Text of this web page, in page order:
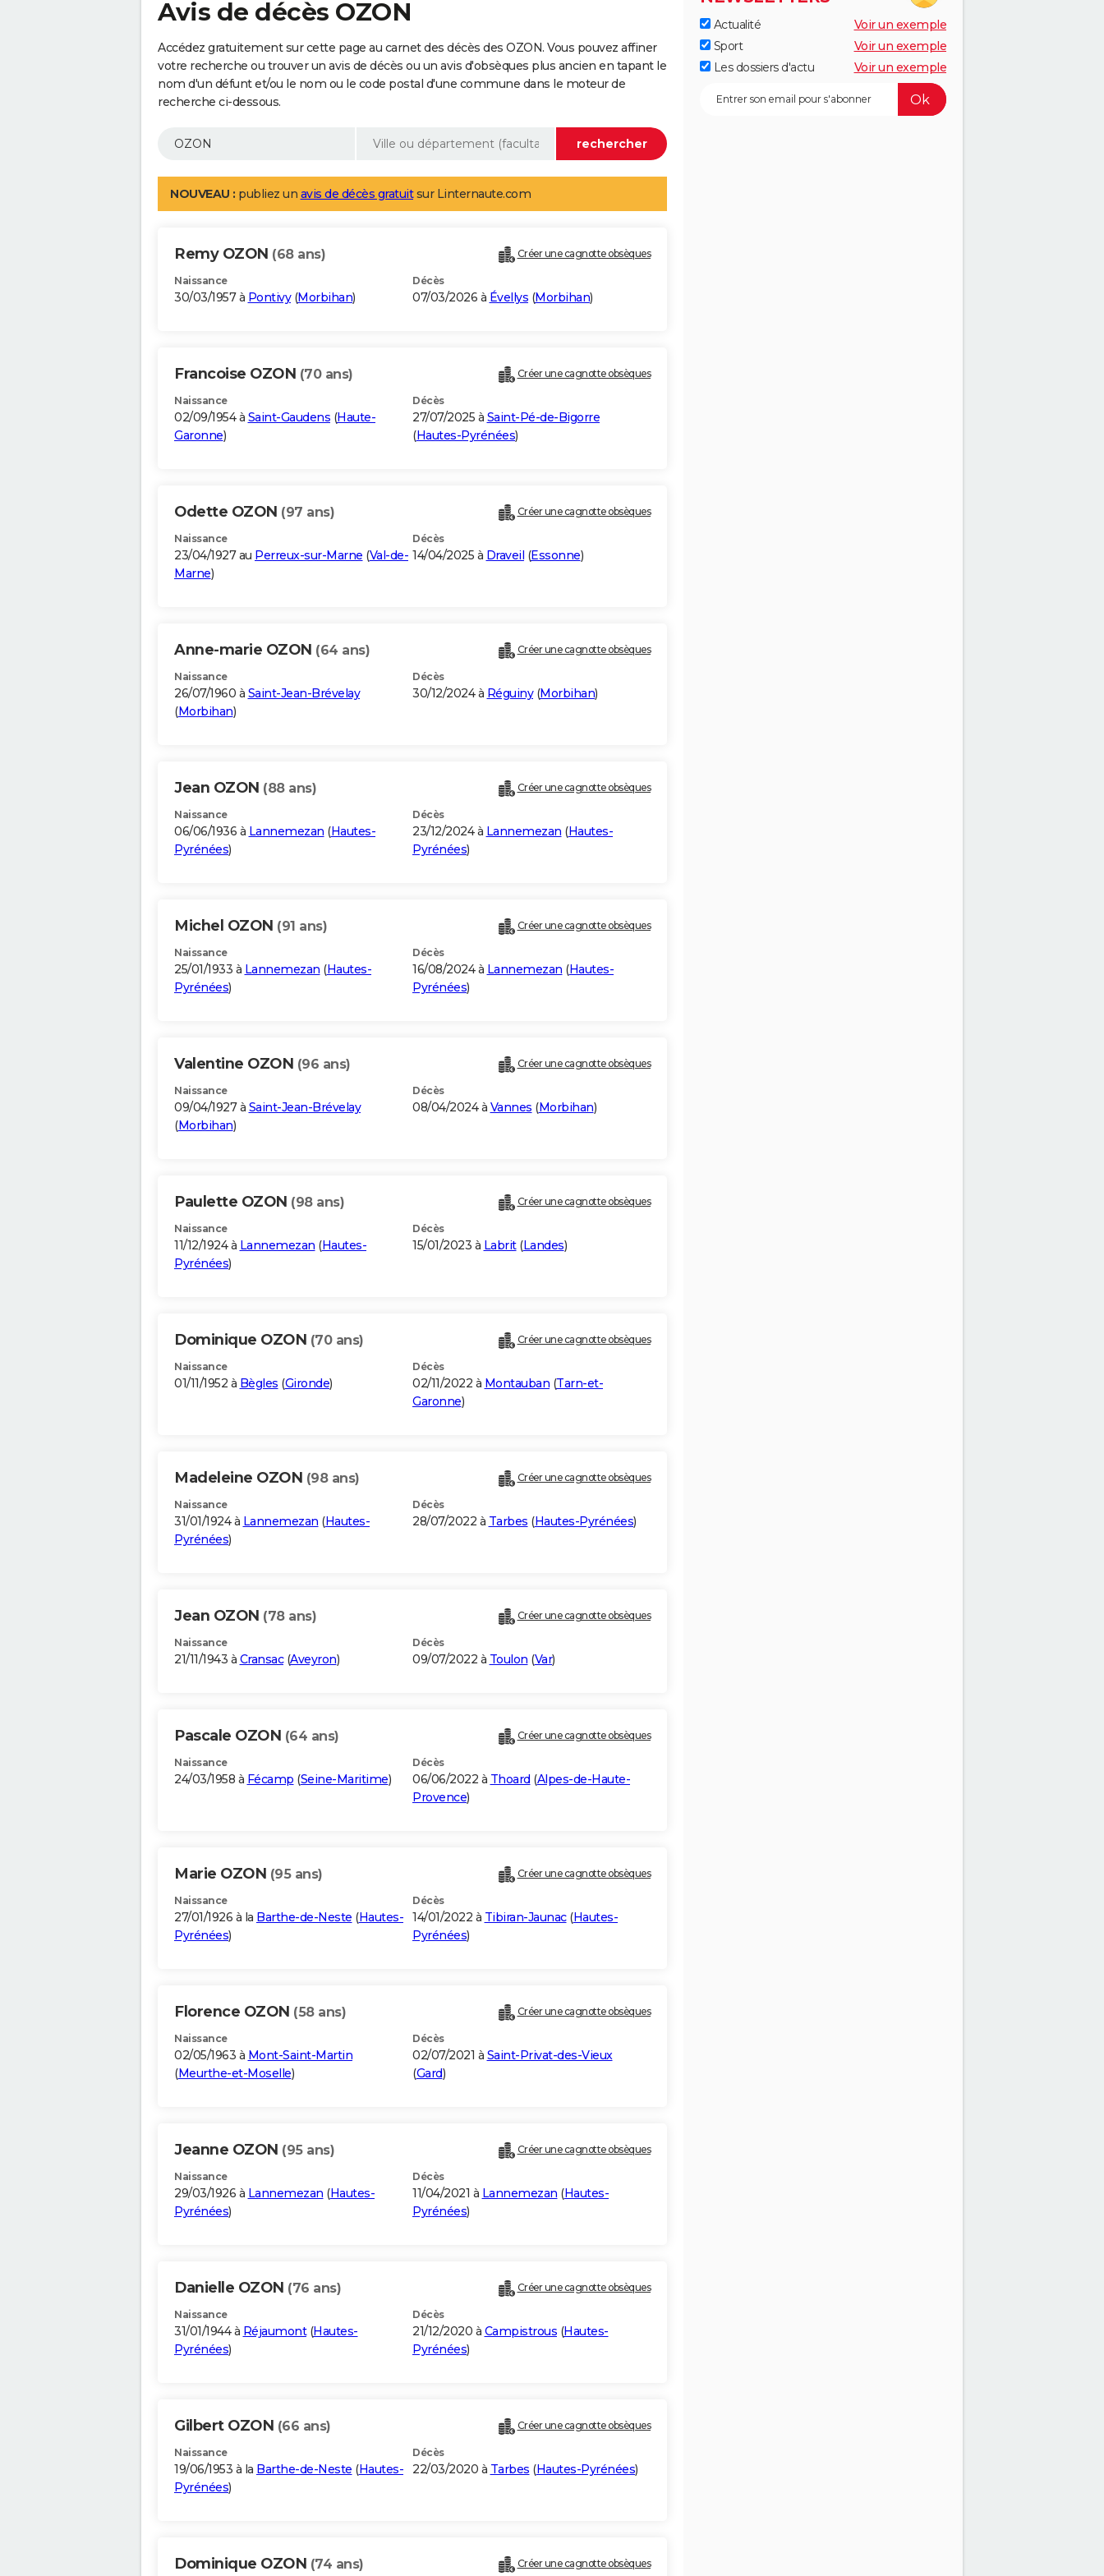
Avis de décès OZON
Accédez gratuitement sur cette page au carnet des décès des OZON. Vous pouvez affiner
votre recherche ou trouver un avis de décès ou un avis d'obsèques plus ancien en tapant le
nom d'un défunt et/ou le nom ou le code postal d'une commune dans le moteur de
recherche ci-dessous.
NOUVEAU : publiez un avis de décès gratuitsur Linternaute.com
Remy OZON (68 ans) Créer une cagnotte obsèques
Naissance
30/03/1957 à Pontivy(Morbihan)
Décès
07/03/2026 à Évellys (Morbihan)
Francoise OZON (70 ans) Créer une cagnotte obsèques
Naissance
02/09/1954 à Saint-Gaudens (Haute-
Garonne)
Décès
27/07/2025 à Saint-Pé-de-Bigorre
(Hautes-Pyrénées)
Odette OZON (97 ans) Créer une cagnotte obsèques
Naissance
23/04/1927 au Perreux-sur-Marne (Val-de-
Marne)
Décès
14/04/2025 à Draveil (Essonne)
Anne-marie OZON (64 ans) Créer une cagnotte obsèques
Naissance
26/07/1960 à Saint-Jean-Brévelay
(Morbihan)
Décès
30/12/2024 à Réguiny(Morbihan)
Jean OZON (88 ans) Créer une cagnotte obsèques
Naissance
06/06/1936 à Lannemezan (Hautes-
Pyrénées)
Décès
23/12/2024 à Lannemezan (Hautes-
Pyrénées)
Michel OZON (91 ans) Créer une cagnotte obsèques
Naissance
25/01/1933 à Lannemezan (Hautes-
Pyrénées)
Décès
16/08/2024 à Lannemezan (Hautes-
Pyrénées)
Valentine OZON (96 ans) Créer une cagnotte obsèques
Naissance
09/04/1927 à Saint-Jean-Brévelay
(Morbihan)
Décès
08/04/2024 à Vannes (Morbihan)
Paulette OZON (98 ans) Créer une cagnotte obsèques
Naissance
11/12/1924 à Lannemezan (Hautes-
Pyrénées)
Décès
15/01/2023 à Labrit(Landes)
Dominique OZON (70 ans) Créer une cagnotte obsèques
Naissance
01/11/1952 à Bègles (Gironde)
Décès
02/11/2022 à Montauban (Tarn-et-
Garonne)
Madeleine OZON (98 ans) Créer une cagnotte obsèques
Naissance
31/01/1924 à Lannemezan (Hautes-
Pyrénées)
Décès
28/07/2022 à Tarbes (Hautes-Pyrénées)
Jean OZON (78 ans) Créer une cagnotte obsèques
Naissance
21/11/1943 à Cransac(Aveyron)
Décès
09/07/2022 à Toulon (Var)
Pascale OZON (64 ans) Créer une cagnotte obsèques
Naissance
24/03/1958 à Fécamp (Seine-Maritime)
Décès
06/06/2022 à Thoard (Alpes-de-Haute-
Provence)
Marie OZON (95 ans) Créer une cagnotte obsèques
Naissance
27/01/1926 à la Barthe-de-Neste (Hautes-
Pyrénées)
Décès
14/01/2022 à Tibiran-Jaunac(Hautes-
Pyrénées)
Florence OZON (58 ans) Créer une cagnotte obsèques
Naissance
02/05/1963 à Mont-Saint-Martin
(Meurthe-et-Moselle)
Décès
02/07/2021 à Saint-Privat-des-Vieux
(Gard)
Jeanne OZON (95 ans) Créer une cagnotte obsèques
Naissance
29/03/1926 à Lannemezan (Hautes-
Pyrénées)
Décès
11/04/2021 à Lannemezan (Hautes-
Pyrénées)
Danielle OZON (76 ans) Créer une cagnotte obsèques
Naissance
31/01/1944 à Réjaumont(Hautes-
Pyrénées)
Décès
21/12/2020 à Campistrous (Hautes-
Pyrénées)
Gilbert OZON (66 ans) Créer une cagnotte obsèques
Naissance
19/06/1953 à la Barthe-de-Neste (Hautes-
Pyrénées)
Décès
22/03/2020 à Tarbes (Hautes-Pyrénées)
Dominique OZON (74 ans) Créer une cagnotte obsèques
Actualité
Voir un exemple
Sport
Voir un exemple
Les dossiers d'actu
Voir un exemple